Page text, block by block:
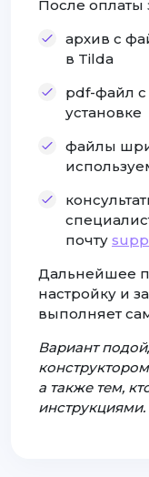
После оплаты
архив с
в Tilda
pdf-файл
установке
файлы
почту
Дальнейшее
настройку и
выполняет
Вариант
а также тем,
инструкциями.